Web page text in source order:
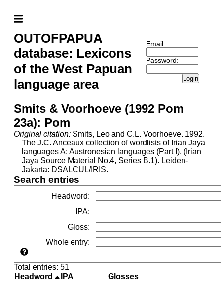
OUTOFPAPUA
database: Lexicons
of the West Papuan
language area
Email:
Password:
Login
Smits & Voorhoeve (1992 Pom
23a): Pom
Original citation: Smits, Leo and C.L. Voorhoeve. 1992.
The J.C. Anceaux collection of wordlists of Irian Jaya
languages A: Austronesian languages (Part I). (Irian
Jaya Source Material No.4, Series B.1). Leiden-
Jakarta: DSALCUL/IRIS.
Search entries
Headword:
IPA:
Gloss:
Whole entry:
Total entries: 51
Headword
IPA
Glosses